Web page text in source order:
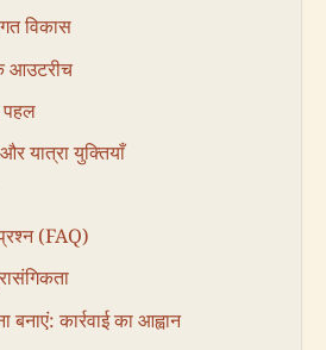
विकास
आउटरीच
पहल
यात्रा युक्तियाँ
(FAQ)
बनाएं: कार्रवाई का आह्वान